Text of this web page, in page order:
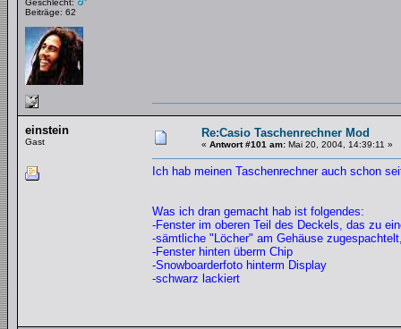
Beiträge: 62
einstein
Gast
Re:Casio Taschenrechner Mod
« Antwort #101 am: Mai 20, 2004, 14:39:11 »
Ich hab meinen Taschenrechner auch schon
Was ich dran gemacht hab ist folgendes:
-Fenster im oberen Teil des Deckels, das zu
-sämtliche "Löcher" am Gehäuse
-Fenster hinten überm Chip
-Snowboarderfoto hinterm Display
-schwarz lackiert